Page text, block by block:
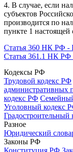
4. В случае, если
субъектов
производится по
пункте 1 настоящей
Статья 360 НК РФ -
Статья 361.1 НК РФ
Кодексы РФ
Трудовой кодекс РФ
кодекс РФ
Уголовный кодекс
Градостроительный
Разное
Юридический
Законы РФ
Конституция РФ